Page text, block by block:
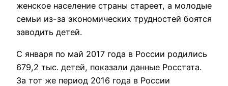
женское население страны стареет, а молодые
семьи из-за экономических трудностей боятся
заводить детей.
С января по май 2017 года в России родились
679,2 тыс. детей, показали данные Росстата.
За тот же период 2016 года в России